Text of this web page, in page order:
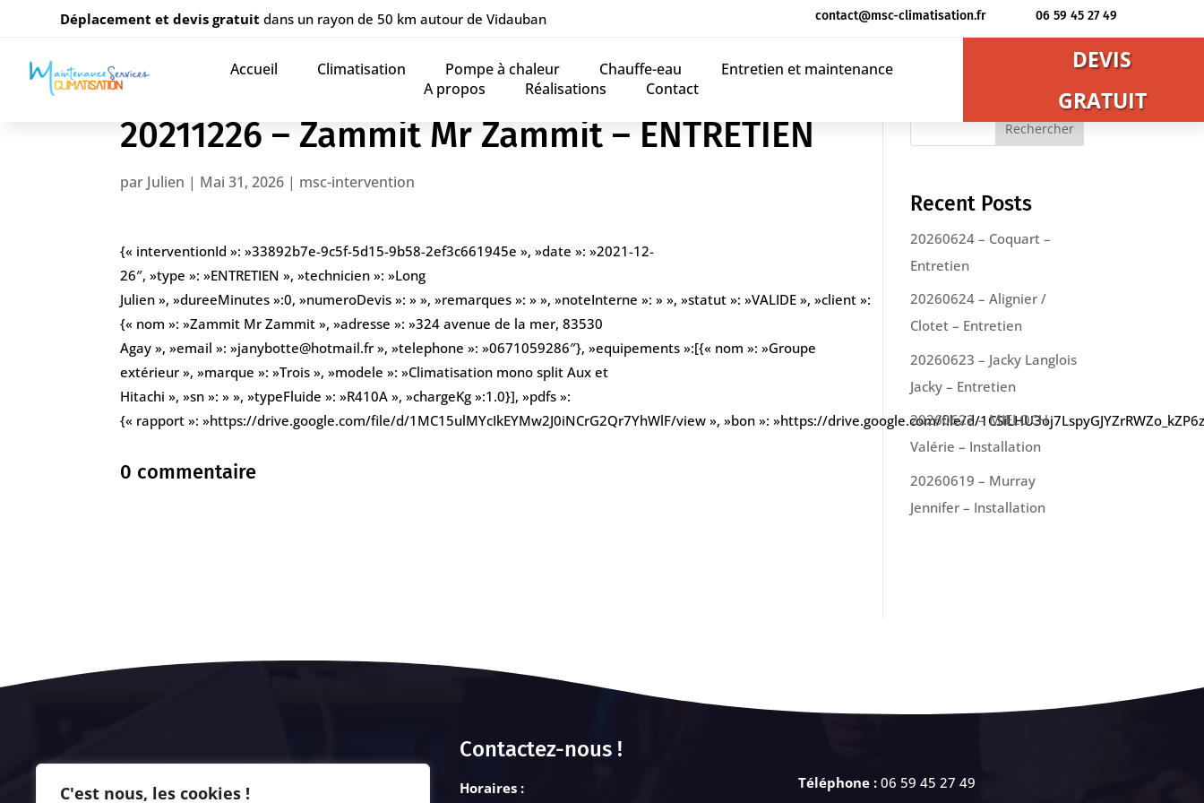
C'est nous, les cookies !
Déplacement et devis gratuitdans un rayon de 50 km autour de Vidauban contact@msc-climatisation.fr 06 59 45 27 49
Accueil Climatisation Pompe à chaleur Chauffe-eau
Entretien et maintenance
A propos
Réalisations Contact
DEVIS
GRATUIT
20211226 – Zammit Mr Zammit – ENTRETIEN
par Julien | Mai 31, 2026 | msc-intervention
{« interventionId »: »33892b7e-9c5f-5d15-9b58-2ef3c661945e », »date »: »2021-12-
26″, »type »: »ENTRETIEN », »technicien »: »Long
Julien », »dureeMinutes »:0, »numeroDevis »: » », »remarques »: » », »noteInterne »: » », »statut »: »VALIDE », »client »:
{« nom »: »Zammit Mr Zammit », »adresse »: »324 avenue de la mer, 83530
Agay », »email »: »janybotte@hotmail.fr », »telephone »: »0671059286″}, »equipements »:[{« nom »: »Groupe
extérieur », »marque »: »Trois », »modele »: »Climatisation mono split Aux et
Hitachi », »sn »: » », »typeFluide »: »R410A », »chargeKg »:1.0}], »pdfs »:
{« rapport »: »https://drive.google.com/file/d/1MC15ulMYcIkEYMw2J0iNCrG2Qr7YhWlF/view », »bon »: »https://drive.google.com/file/d/
0 commentaire
Rechercher
Recent Posts
20260624 – Coquart –
Entretien
20260624 – Alignier /
Clotet – Entretien
20260623 – Jacky Langlois
Jacky – Entretien
20260622 – MIELOCH
Valérie – Installation
20260619 – Murray
Jennifer – Installation
Contactez-nous !
Horaires : Téléphone : 06 59 45 27 49